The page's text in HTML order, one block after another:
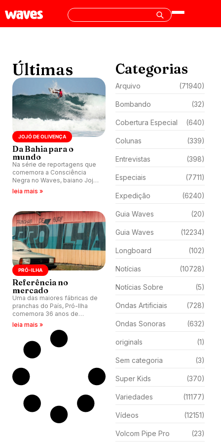
Últimas
JOJÓ DE OLIVENÇA
Da Bahia para o
mundo
Na série de reportagens que
comemora a Consciência
Negra no Waves, baiano Jojó
de Olivença fala sobre sua
leia mais »
PRÓ-ILHA
Referência no
mercado
Uma das maiores fábricas de
pranchas do País, Pró-Ilha
comemora 36 anos de
atividade no litoral norte
leia mais »
Categorias
Arquivo (71940)
Bombando (32)
Cobertura Especial (640)
Colunas (339)
Entrevistas (398)
Especiais (7711)
Expedição (6240)
Guia Waves (20)
Guia Waves (12234)
Longboard (102)
Notícias (10728)
Notícias Sobre (5)
Ondas Artificiais (728)
Ondas Sonoras (632)
originals (1)
Sem categoria (3)
Super Kids (370)
Variedades (11177)
Vídeos (12151)
Volcom Pipe Pro (23)